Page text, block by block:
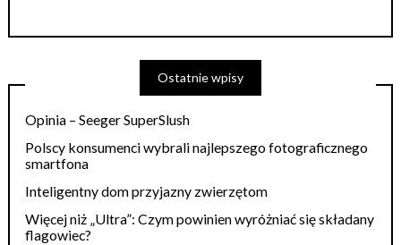
Ostatnie wpisy
Opinia – Seeger SuperSlush
Polscy konsumenci wybrali najlepszego fotograficznego
smartfona
Inteligentny dom przyjazny zwierzętom
Więcej niż „Ultra”: Czym powinien wyróżniać się składany
flagowiec?